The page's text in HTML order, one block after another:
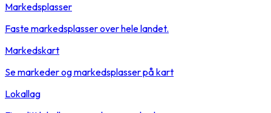
Markedsplasser
Faste markedsplasser over hele landet.
Markedskart
Se markeder og markedsplasser på kart
Lokallag